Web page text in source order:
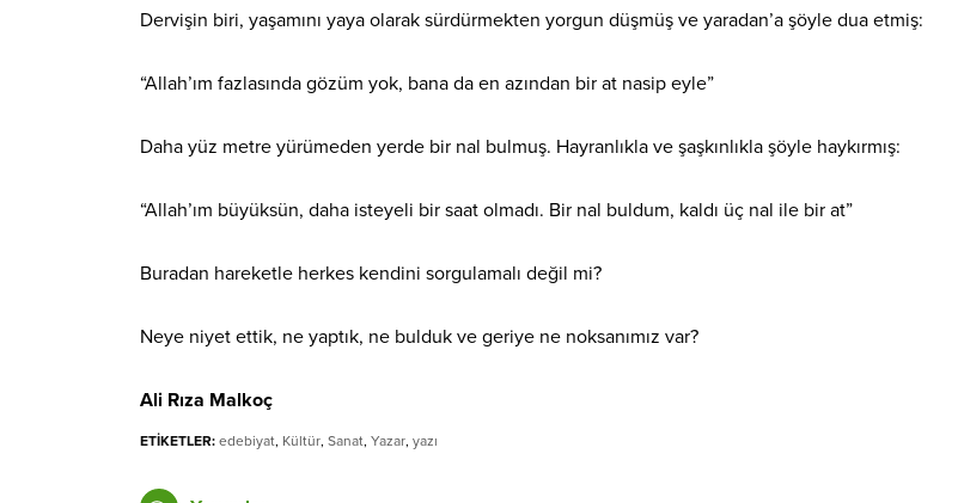
Dervişin biri, yaşamını yaya olarak sürdürmekten yorgun düşmüş ve yaradan’a şöyle dua etmiş:
“Allah’ım fazlasında gözüm yok, bana da en azından bir at nasip eyle”
Daha yüz metre yürümeden yerde bir nal bulmuş. Hayranlıkla ve şaşkınlıkla şöyle haykırmış:
“Allah’ım büyüksün, daha isteyeli bir saat olmadı. Bir nal buldum, kaldı üç nal ile bir at”
Buradan hareketle herkes kendini sorgulamalı değil mi?
Neye niyet ettik, ne yaptık, ne bulduk ve geriye ne noksanımız var?
Ali Rıza Malkoç
ETİKETLER: edebiyat, Kültür, Sanat, Yazar, yazı